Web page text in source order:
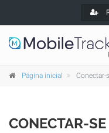
Página inicial Conectar-
CONECTAR-SE